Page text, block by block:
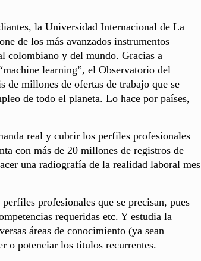
la Universidad Internacional de La
de los más avanzados instrumentos
colombiano y del mundo. Gracias a
learning”, el Observatorio del
millones de ofertas de trabajo que se
de todo el planeta. Lo hace por países,
real y cubrir los perfiles profesionales
con más de 20 millones de registros de
una radiografía de la realidad laboral mes
profesionales que se precisan, pues
requeridas etc. Y estudia la
áreas de conocimiento (ya sean
o potenciar los títulos recurrentes.